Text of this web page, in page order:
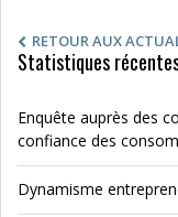
RETOUR AUX
Statistiques
Enquête auprès des
confiance des
Dynamisme